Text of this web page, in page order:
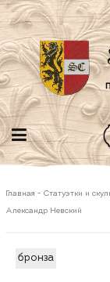
Главная - Статуэтки и
Александр Невский
бронза